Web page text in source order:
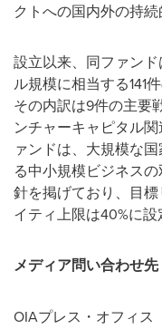
クトへの国内外の持
設立以来、同ファン
ル規模に相当する141
その内訳は9件の主要
ンチャーキャピタル
ァンドは、大規模な
る中小規模ビジネス
針を掲げており、目標
イティ上限は40%に設
メディア問い合わせ先
OIAプレス・オフィス